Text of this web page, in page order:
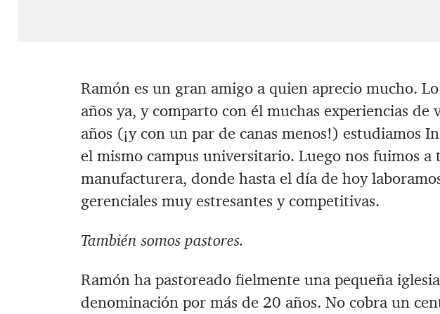
Ramón es un gran amigo a quien aprecio mucho.
años ya, y comparto con él muchas experiencias de
años (¡y con un par de canas menos!) estudiamos
el mismo campus universitario. Luego nos fuimos
manufacturera, donde hasta el día de hoy
gerenciales muy estresantes y competitivas.
También somos pastores.
Ramón ha pastoreado fielmente una pequeña
denominación por más de 20 años. No cobra un